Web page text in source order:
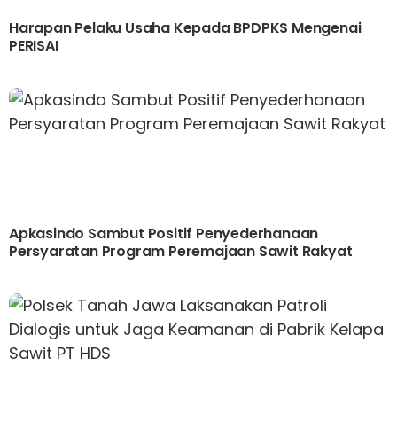
Harapan Pelaku Usaha Kepada BPDPKS Mengenai
PERISAI
Apkasindo Sambut Positif Penyederhanaan
Persyaratan Program Peremajaan Sawit Rakyat